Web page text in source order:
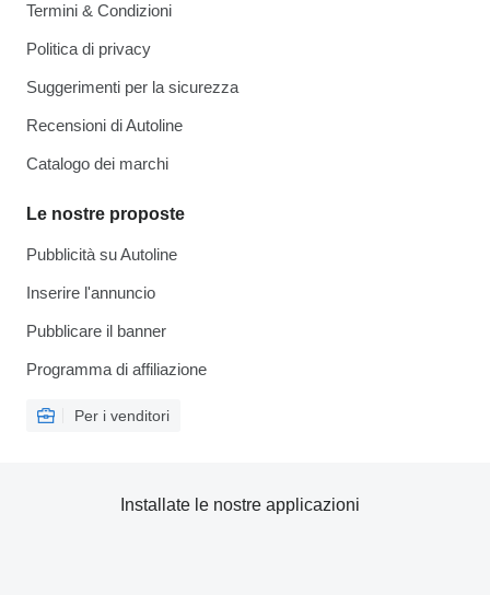
Termini & Condizioni
Politica di privacy
Suggerimenti per la sicurezza
Recensioni di Autoline
Catalogo dei marchi
Le nostre proposte
Pubblicità su Autoline
Inserire l'annuncio
Pubblicare il banner
Programma di affiliazione
Per i venditori
Installate le nostre applicazioni